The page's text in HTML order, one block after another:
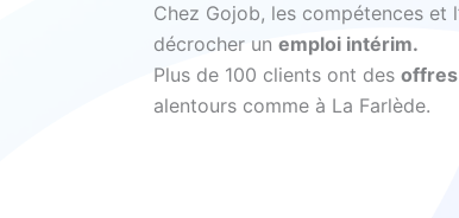
Chez Gojob, les compétences et
décrocher un emploi intérim.
Plus de 100 clients ont des offres
alentours comme à La Farlède.